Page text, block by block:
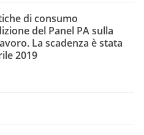
di consumo
del Panel PA sulla
La scadenza è stata
2019